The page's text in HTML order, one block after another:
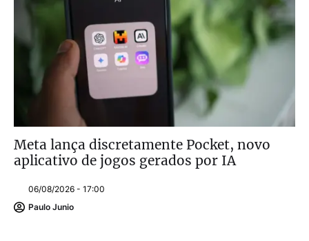
Meta lança discretamente Pocket, novo
aplicativo de jogos gerados por IA
06/08/2026 - 17:00
Paulo Junio